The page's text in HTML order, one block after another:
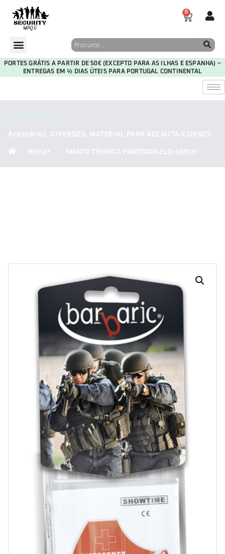
0
PORTES GRÁTIS A PARTIR DE 50€ (EXCEPTO PARA AS ILHAS E ESPANHA) –
ENTREGAS EM ½ DIAS ÚTEIS PARA PORTUGAL CONTINENTAL
Acessórios, DIVERSOS, MATERIAL PARA RECRUTA/CURSOS
Home MANTA TÉRMICA PRATEADA 210x160cm